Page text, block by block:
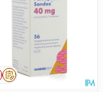
Sur prescription
Médicament